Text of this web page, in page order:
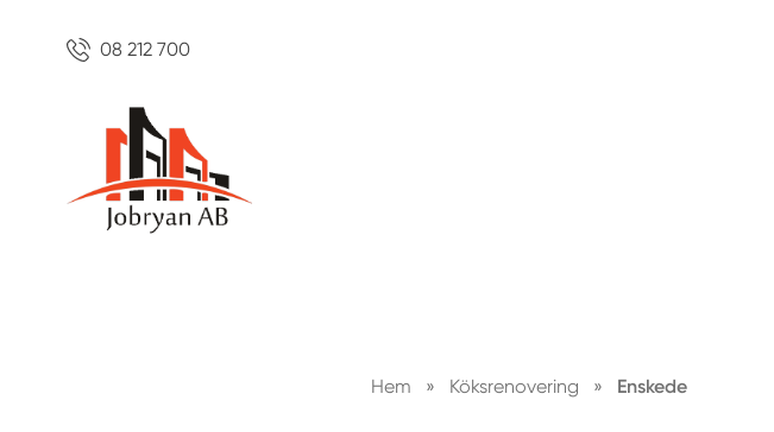
08 212 700
Hem » Köksrenovering » Enskede